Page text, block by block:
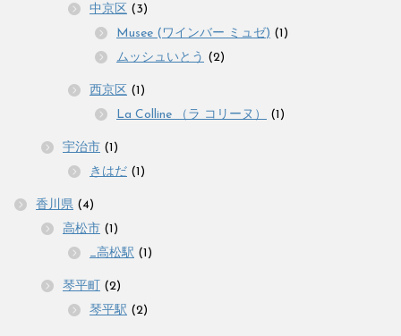
中京区 (3)
Musee (ワインバー ミュゼ) (1)
ムッシュいとう (2)
西京区 (1)
La Colline （ラ コリーヌ）
(1)
宇治市 (1)
きはだ (1)
香川県 (4)
高松市 (1)
_高松駅 (1)
琴平町
(2)
琴平駅 (2)